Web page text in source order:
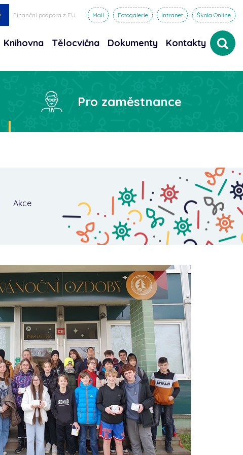
Finanční podpora z EU Mail Fotogalerie Intranet Škola Online
Knihovna Tělocvična Dokumenty Kontakty
Pro zaměstnance
Akce